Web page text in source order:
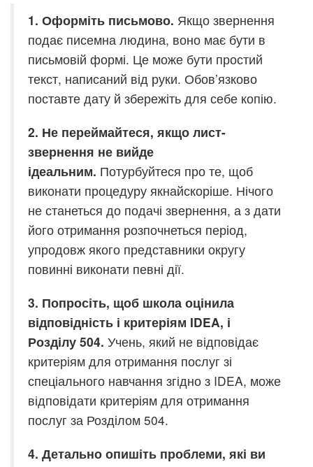
1. Оформіть письмово. Якщо звернення
подає писемна людина, воно має бути в
письмовій формі. Це може бути простий
текст, написаний від руки. Обов’язково
поставте дату й збережіть для себе копію.
2. Не переймайтеся, якщо лист-
звернення не вийде
ідеальним. Потурбуйтеся про те, щоб
виконати процедуру якнайскоріше. Нічого
не станеться до подачі звернення, а з дати
його отримання розпочнеться період,
упродовж якого представники округу
повинні виконати певні дії.
3. Попросіть, щоб школа оцінила
відповідність і критеріям IDEA, і
Розділу 504. Учень, який не відповідає
критеріям для отримання послуг зі
спеціального навчання згідно з IDEA, може
відповідати критеріям для отримання
послуг за Розділом 504.
4. Детально опишіть проблеми, які ви